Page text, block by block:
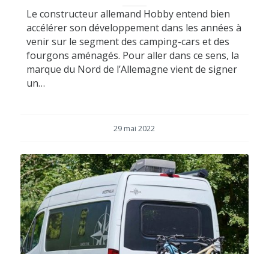
Le constructeur allemand Hobby entend bien
accélérer son développement dans les années à
venir sur le segment des camping-cars et des
fourgons aménagés. Pour aller dans ce sens, la
marque du Nord de l’Allemagne vient de signer
un…
29 mai 2022